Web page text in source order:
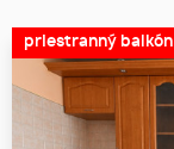
priestranný balkón